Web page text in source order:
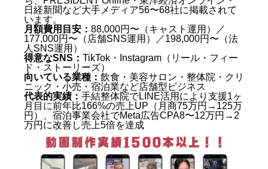
日経新聞など大手メディア56〜68社に掲載されて
います。
月額費用目安： 88,000円〜（キャスト運用）／
177,000円〜（店舗SNS運用）／198,000円〜（法
人SNS運用）
得意なSNS： TikTok・Instagram（リール・フィー
ド・ストーリーズ）
向いている業種： 飲食・美容サロン・整体院・クリ
ニック・小売・宿泊業など店舗型ビジネス
代表的実績： 手結整体院でLINE活用により支援1ヶ
月目に前年比166%の売上UP（月商75万円→125万
円）、宿泊事業会社でMeta広告CPA8〜12万円→2
万円に改善し売上5倍を達成